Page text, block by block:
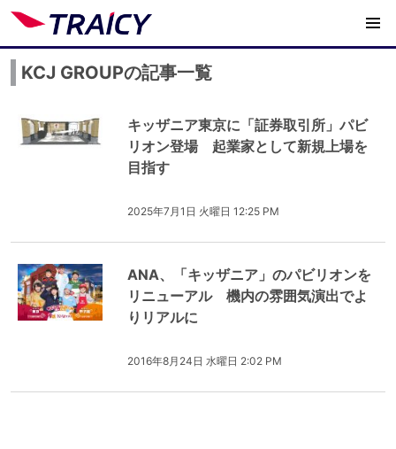
KCJ GROUPの記事一覧
キッザニア東京に「証券取引所」パビ
リオン登場 起業家として新規上場を
目指す
2025年7月1日 火曜日 12:25 PM
ANA、「キッザニア」のパビリオンを
リニューアル 機内の雰囲気演出でよ
りリアルに
2016年8月24日 水曜日 2:02 PM